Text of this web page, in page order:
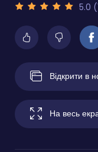
5.0
Відкрити в
На весь